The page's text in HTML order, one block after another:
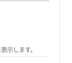
示します。